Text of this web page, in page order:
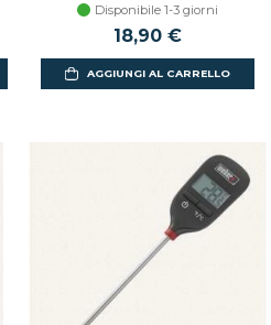
Disponibile 1-3 giorni
18,90 €
AGGIUNGI AL CARRELLO